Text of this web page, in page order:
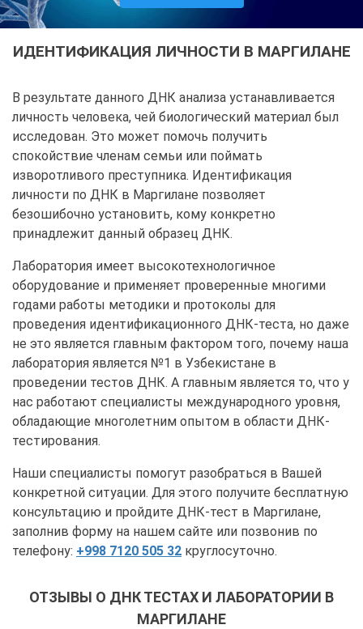
ИДЕНТИФИКАЦИЯ ЛИЧНОСТИ В МАРГИЛАНЕ
В результате данного ДНК анализа устанавливается
личность человека, чей биологический материал был
исследован. Это может помочь получить
спокойствие членам семьи или поймать
изворотливого преступника. Идентификация
личности по ДНК в Маргилане позволяет
безошибочно установить, кому конкретно
принадлежит данный образец ДНК.
Лаборатория имеет высокотехнологичное
оборудование и применяет проверенные многими
годами работы методики и протоколы для
проведения идентификационного ДНК-теста, но даже
не это является главным фактором того, почему наша
лаборатория является №1 в Узбекистане в
проведении тестов ДНК. А главным является то, что у
нас работают специалисты международного уровня,
обладающие многолетним опытом в области ДНК-
тестирования.
Наши специалисты помогут разобраться в Вашей
конкретной ситуации. Для этого получите бесплатную
консультацию и пройдите ДНК-тест в Маргилане,
заполнив форму на нашем сайте или позвонив по
телефону: +998 7120 505 32 круглосуточно.
ОТЗЫВЫ О ДНК ТЕСТАХ И ЛАБОРАТОРИИ В
МАРГИЛАНЕ